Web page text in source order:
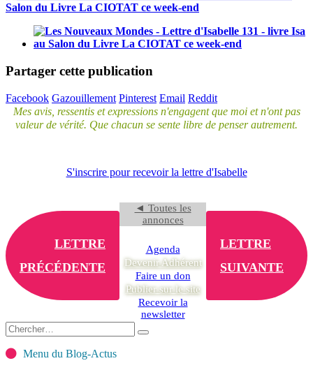
Partager cette publication
Facebook Gazouillement Pinterest Email Reddit
Mes avis, ressentis et expressions n'engagent que moi et n'ont pas
valeur de vérité. Que chacun se sente libre de penser autrement.
S'inscrire pour recevoir la lettre d'Isabelle
LETTRE
PRÉCÉDENTE
LETTRE
SUIVANTE
◄ Toutes les
annonces
Agenda
Devenir Adhérent
Faire un don
Publier sur le site
Recevoir la
newsletter
Menu du Blog-Actus